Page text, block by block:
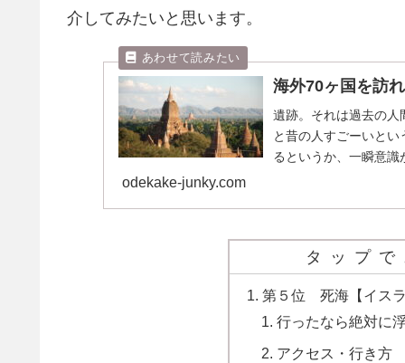
介してみたいと思います。
海外70ヶ国を訪
遺跡。それは過去の人
と昔の人すごーいと
るというか、一瞬意
odekake-junky.com
タップ
第５位 死海【イス
行ったなら絶対に
アクセス・行き方